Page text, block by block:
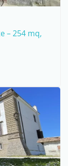
– 254 mq,